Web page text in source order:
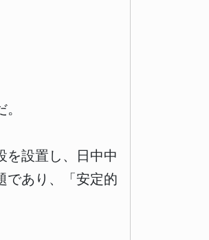
を設置し、日中中
であり、「安定的